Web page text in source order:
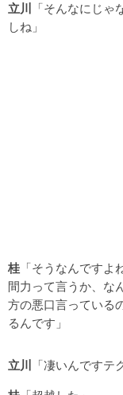
立川
「そんなにじ
しね」
桂 「そうなんです
間力って言うか、な
方の悪口言っている
るんです」
立川 「凄いんです